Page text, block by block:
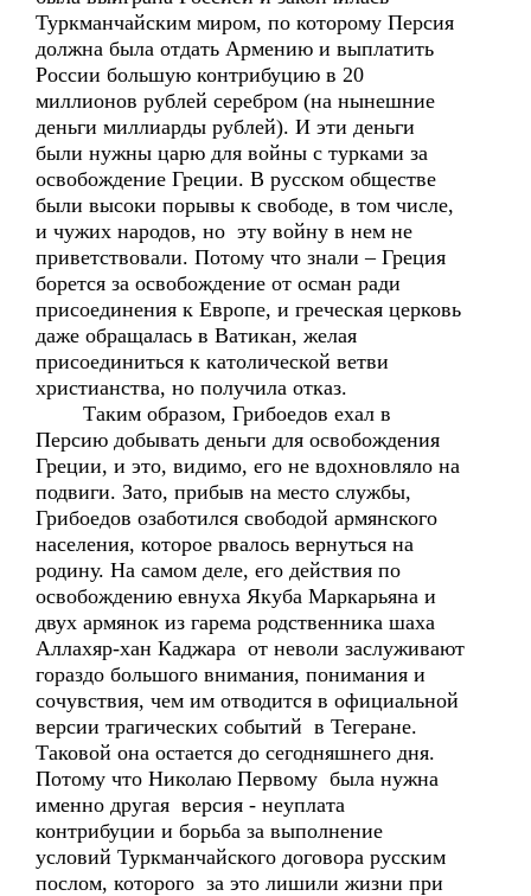
Туркманчайским миром, по которому Персия
должна была отдать Армению и выплатить
России большую контрибуцию в 20
миллионов рублей серебром (на нынешние
деньги миллиарды рублей). И эти деньги
были нужны царю для войны с турками за
освобождение Греции. В русском обществе
были высоки порывы к свободе, в том числе,
и чужих народов, но эту войну в нем не
приветствовали. Потому что знали – Греция
борется за освобождение от осман ради
присоединения к Европе, и греческая церковь
даже обращалась в Ватикан, желая
присоединиться к католической ветви
христианства, но получила отказ.
Таким образом, Грибоедов ехал в
Персию добывать деньги для освобождения
Греции, и это, видимо, его не вдохновляло на
подвиги. Зато, прибыв на место службы,
Грибоедов озаботился свободой армянского
населения, которое рвалось вернуться на
родину. На самом деле, его действия по
освобождению евнуха Якуба Маркарьяна и
двух армянок из гарема родственника шаха
Аллахяр-хан Каджара от неволи заслуживают
гораздо большого внимания, понимания и
сочувствия, чем им отводится в официальной
версии трагических событий в Тегеране.
Таковой она остается до сегодняшнего дня.
Потому что Николаю Первому была нужна
именно другая версия - неуплата
контрибуции и борьба за выполнение
условий Туркманчайского договора русским
послом, которого за это лишили жизни при